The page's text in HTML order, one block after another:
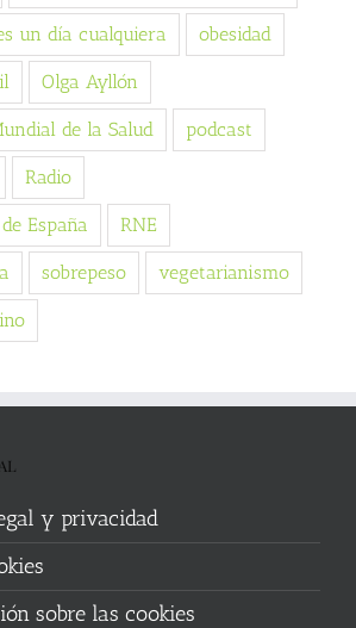
un día cualquiera obesidad
Olga Ayllón
de la Salud podcast
Radio
España RNE
sobrepeso vegetarianismo
y privacidad
sobre las cookies